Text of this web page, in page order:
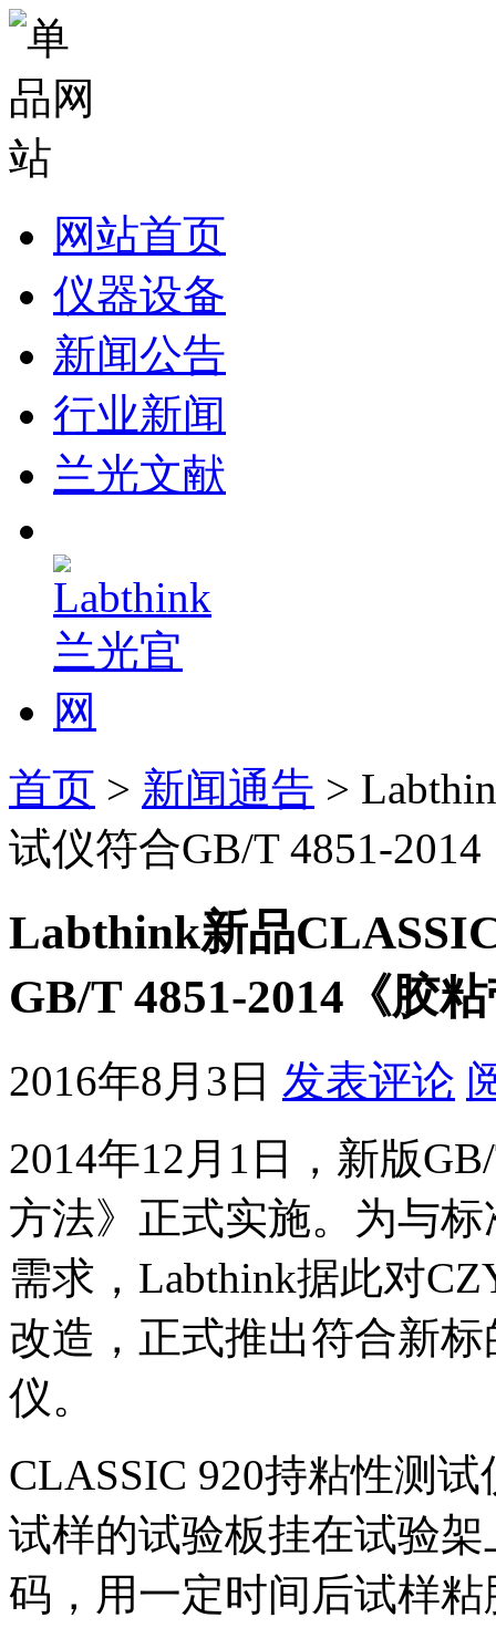
网站首页
仪器设备
新闻公告
行业新闻
兰光文献
首页 > 新闻通告 >
试仪符合GB/T 4851-
Labthink新品
GB/T 4851-2014《胶
2016年8月3日 发表评论
2014年12月1日，新版
方法》正式实施。为与
需求，Labthink据此对
改造，正式推出符合新
仪。
CLASSIC 920持粘性测
试样的试验板挂在试验
码，用一定时间后试样